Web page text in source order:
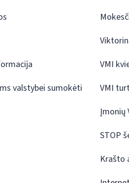
valstybei sumokėti
VMI
VMI
Įmonių
STOP
Krašto